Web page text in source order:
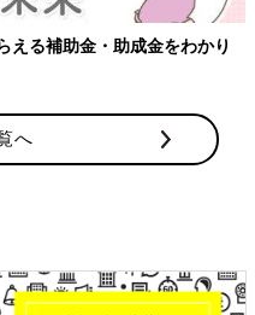
える補助金・助成金をわかり
へ